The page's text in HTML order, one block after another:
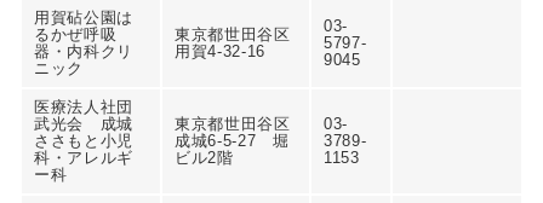
用賀砧公園は
るかぜ呼吸
器・内科クリ
ニック
東京都世田谷区
用賀4-32-16
03-
5797-
9045
医療法人社団
武光会 成城
ささもと小児
科・アレルギ
ー科
東京都世田谷区
成城6-5-27 堀
ビル2階
03-
3789-
1153